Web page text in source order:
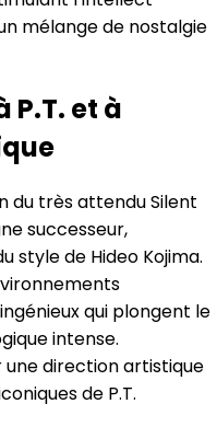
mélange de nostalgie
P.T. et à
du très attendu Silent
successeur,
style de Hideo Kojima.
qui plongent le
intense.
une direction artistique
de P.T.